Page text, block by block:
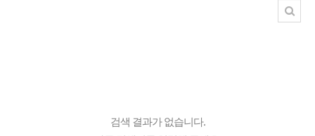
검색 결과가 없습니다.